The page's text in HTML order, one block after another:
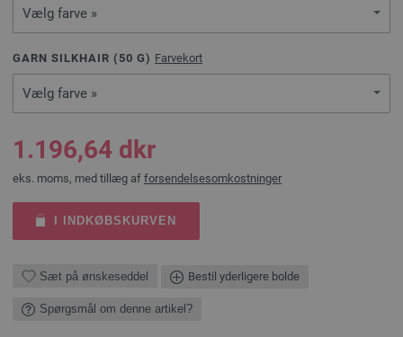
Vælg farve »
GARN SILKHAIR ( 50 G) Farvekort
Vælg farve »
1.196,64 dkr
eks. moms, med tillæg af forsendelsesomkostninger
I INDKØBSKURVEN
Sæt på ønskeseddel Bestil yderligere bolde
Spørgsmål om denne artikel?